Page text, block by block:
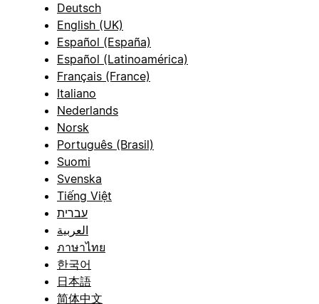
Deutsch
English (UK)
Español (España)
Español (Latinoamérica)
Français (France)
Italiano
Nederlands
Norsk
Português (Brasil)
Suomi
Svenska
Tiếng Việt
עברית
العربية
ภาษาไทย
한국어
日本語
简体中文